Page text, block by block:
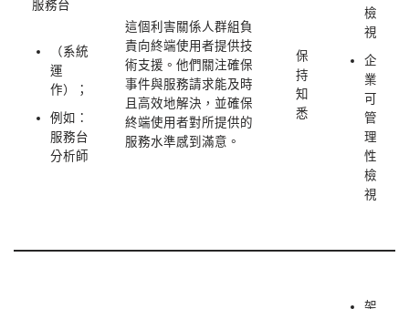
服務台
（系統
運
作）；
例如：
服務台
分析師
這個利害關係人群組負
責向終端使用者提供技
術支援。他們關注確保
事件與服務請求能及時
且高效地解決，並確保
終端使用者對所提供的
服務水準感到滿意。
保
持
知
悉
檢
視
企
業
可
管
理
性
檢
視